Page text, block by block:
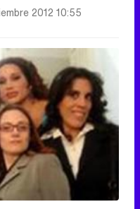
2012 10:55